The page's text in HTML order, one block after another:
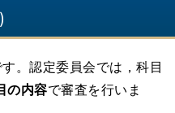
す。認定委員会では，科目
の内容で審査を行いま